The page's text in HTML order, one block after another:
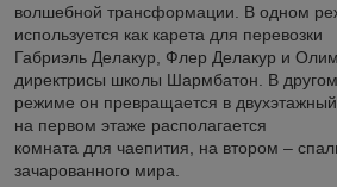
волшебной трансформации. В одном
используется как карета для перевозки
Габриэль Делакур, Флер Делакур и
директрисы школы Шармбатон. В другом
режиме он превращается в
на первом этаже располагается
комната для чаепития, на втором –
зачарованного мира.